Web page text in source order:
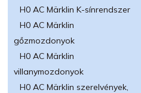
H0 AC Märklin K-sínrendszer
H0 AC Märklin
gőzmozdonyok
H0 AC Märklin
villanymozdonyok
H0 AC Märklin szerelvények,